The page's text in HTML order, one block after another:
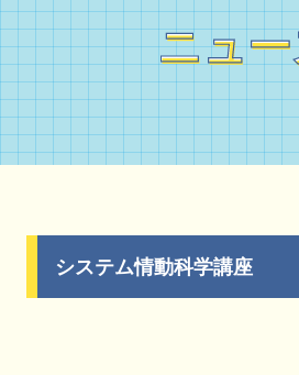
ニュ
ニュ
システム情動科学講座